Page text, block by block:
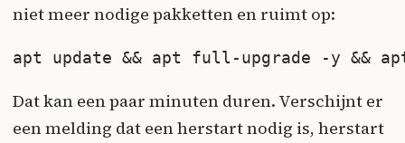
niet meer nodige pakketten en ruimt op:
apt update && apt full-upgrade -y &&
Dat kan een paar minuten duren. Verschijnt er
een melding dat een herstart nodig is, herstart